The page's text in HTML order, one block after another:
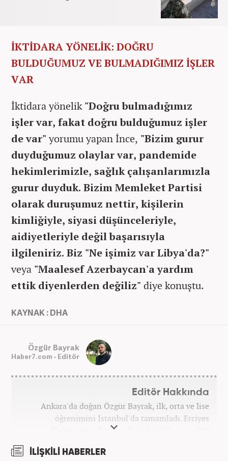
İKTİDARA YÖNELİK: DOĞRU
BULDUĞUMUZ VE BULMADIĞIMIZ İŞLER
VAR
İktidara yönelik"Doğru bulmadığımız
işler var, fakat doğru bulduğumuz işler
de var"yorumu yapan İnce, "Bizim gurur
duyduğumuz olaylar var, pandemide
hekimlerimizle, sağlık çalışanlarımızla
gurur duyduk. Bizim Memleket Partisi
olarak duruşumuz nettir, kişilerin
kimliğiyle, siyasi düşünceleriyle,
aidiyetleriyle değil başarısıyla
ilgileniriz. Biz "Ne işimiz var Libya'da?"
veya "Maalesef Azerbaycan'a yardım
ettik diyenlerden değiliz" diye konuştu.
KAYNAK : DHA
Özgür Bayrak
Haber7.com - Editör
Editör Hakkında
Ankara'da doğan Özgür Bayrak, ilk, orta ve lise
öğrenimini İstanbul'da tamamladı. Erciyes
Üniversitesi İletişim Fakültesi "Gazetecilik"
çeşitli yerel gazetelerde muhabir ve editör olarak
İLİŞKİLİ HABERLER